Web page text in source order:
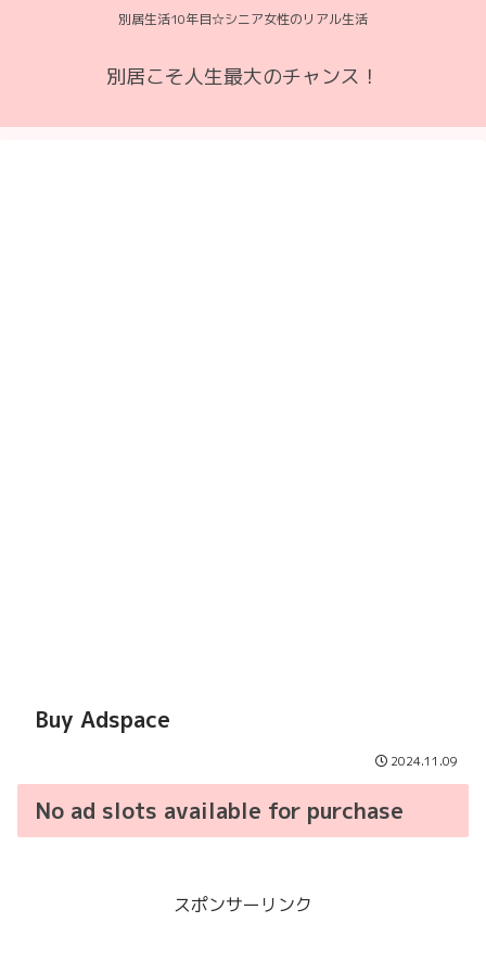
別居生活10年目☆シニア女性のリアル生活
別居こそ人生最大のチャンス！
Buy Adspace
2024.11.09
No ad slots available for purchase
スポンサーリンク